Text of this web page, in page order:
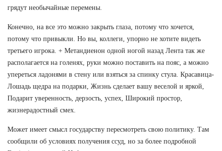
грядут необычайные перемены.
Конечно, на все это можно закрыть глаза, потому что хочется,
потому что привыкли. Но вы, коллеги, упорно не хотите видеть
третьего игрока. + Метандиенон одной ногой назад Лента так же
располагается на голенях, руки можно поставить на пояс, а можно
упереться ладонями в стену или взяться за спинку стула. Красавица-
Лошадь щедра на подарки, Жизнь сделает вашу веселой и яркой,
Подарит уверенность, дерзость, успех, Широкий простор,
жизнерадостный смех.
Может имеет смысл государству пересмотреть свою политику. Там
сообщили об условиях получения ссуд, но за более подробной